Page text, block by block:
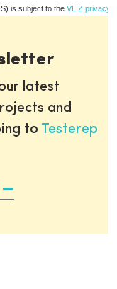
is subject to the VLIZ privacy
latest
and
to Testerep